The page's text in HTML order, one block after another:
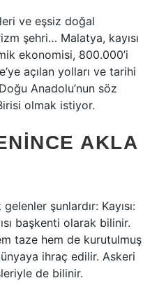
ve eşsiz doğal
şehri… Malatya, kayısı
ekonomisi, 800.000’i
açılan yolları ve tarihi
Anadolu’nun söz
olmak istiyor.
AKLA
şunlardır: Kayısı:
başkenti olarak bilinir.
taze hem de kurutulmuş
ihraç edilir. Askeri
de bilinir.